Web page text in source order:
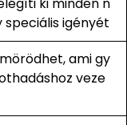
ki minden n
speciális igényét
ami gy
veze